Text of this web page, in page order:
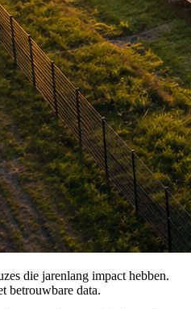
die jarenlang impact hebben.
betrouwbare data.